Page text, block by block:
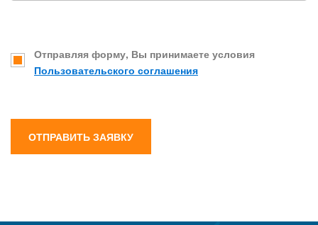
Отправляя форму, Вы принимаете условия
Пользовательского соглашения
ОТПРАВИТЬ ЗАЯВКУ